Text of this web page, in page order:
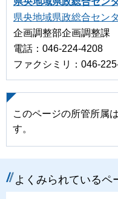
県央地域県政総合セン
企画調整部企画調整課
電話：046-224-4208
ファクシミリ：046-
このページの所管所属は
す。
よくみられているペ